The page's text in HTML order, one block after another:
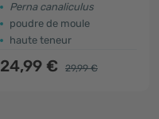
Perna canaliculus
poudre de moule
haute teneur
24,99 € 29,99 €